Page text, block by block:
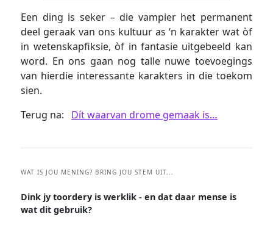
Een ding is seker – die vampier het permanent
deel geraak van ons kultuur as ‘n karakter wat òf
in wetenskapfiksie, òf in fantasie uitgebeeld kan
word. En ons gaan nog talle nuwe toevoegings
van hierdie interessante karakters in die toekom
sien.
Terug na: Dít waarvan drome gemaak is…
WAT IS JOU MENING? BRING JOU STEM UIT...
Dink jy toordery is werklik - en dat daar mense is
wat dit gebruik?